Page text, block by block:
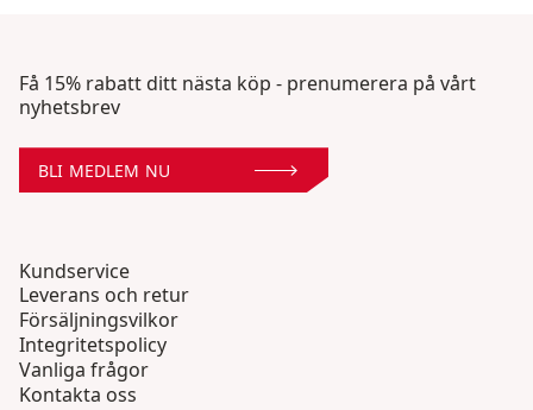
Få 15% rabatt ditt nästa köp - prenumerera på vårt
nyhetsbrev
BLI MEDLEM NU
Kundservice
Leverans och retur
Försäljningsvilkor
Integritetspolicy
Vanliga frågor
Kontakta oss